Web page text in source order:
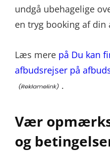
undgå ubehagelige
en tryg booking af din
Læs mere på Du kan
afbudsrejser på
.
Vær
og